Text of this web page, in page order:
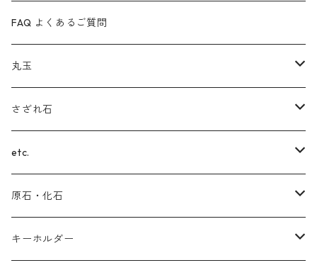
ガーネット
ルチルクォーツ
サファイア
翡翠（ヒスイ）
セラフィナイト
ラピスラズリ
ルチルクォーツ
ガーデンクォーツ
ブルートパーズ
ターコイズ
ルビー
シェブロン
ローズクォーツ
スギライト
インカローズ(ロードクロサイト)
チャロアイト
ラリマー
タンザナイト
インカローズ
ラブラドライト
ルチルクォーツ
ブルートパーズ
サファイア
FAQ よくあるご質問
丸玉
フローライト
スモーキークォーツ
アメジスト
ブラウンイエロークォーツ
さざれ石
(ヒマラヤ)水晶
ガーデンクォーツ
(スター)ローズクォーツ
etc.
(スター)ローズクォーツ
マラカイト
原石・化石
アメジスト
キーホルダー